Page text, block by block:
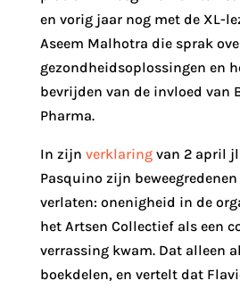
en vorig jaar nog met de XL-
Aseem Malhotra die sprak
gezondheidsoplossingen en
bevrijden van de invloed van
Pharma.
In zijn verklaringvan 2 april jl
Pasquino zijn
verlaten: onenigheid in de
het Artsen Collectief als een
verrassing kwam. Dat alleen
boekdelen, en vertelt dat